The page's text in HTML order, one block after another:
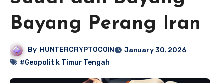
Bayang Perang Iran
By HUNTERCRYPTOCOIN
January 30, 2026
#Geopolitik Timur Tengah